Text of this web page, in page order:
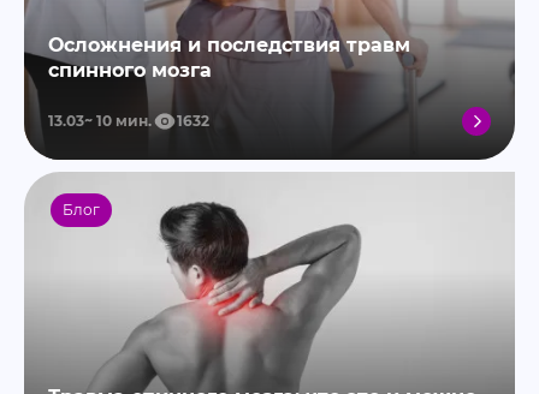
Осложнения и последствия травм
спинного мозга
13.03 10 мин. 1632
Блог